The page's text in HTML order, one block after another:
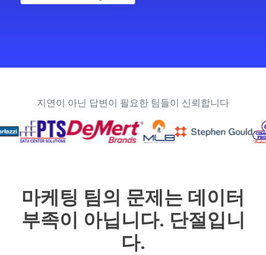
지연이 아닌 답변이 필요한 팀들이 신뢰합니다
마케팅 팀의 문제는 데이터
부족이 아닙니다. 단절입니
다.